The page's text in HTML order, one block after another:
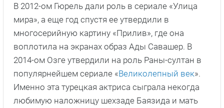
В 2012-ом Гюрель дали роль в сериале «Улица
мира», а еще год спустя ее утвердили в
многосерийную картину «Прилив», где она
воплотила на экранах образ Ады Савашер. В
2014-ом Озге утвердили на роль Раны-султан в
популярнейшем сериале «Великолепный век».
Именно эта турецкая актриса сыграла некогда
любимую наложницу шехзаде Баязида и мать